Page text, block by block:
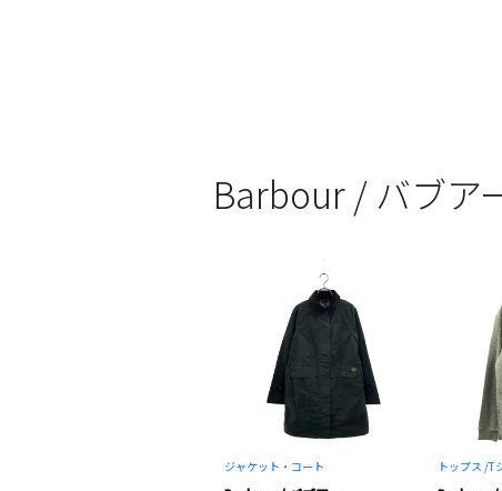
Barbour / バブア
ジャケット・コート トップス /T